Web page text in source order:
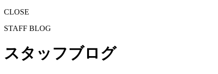
CLOSE
STAFF BLOG
スタッフブログ